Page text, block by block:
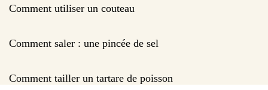
Comment utiliser un couteau
Comment saler : une pincée de sel
Comment tailler un tartare de poisson